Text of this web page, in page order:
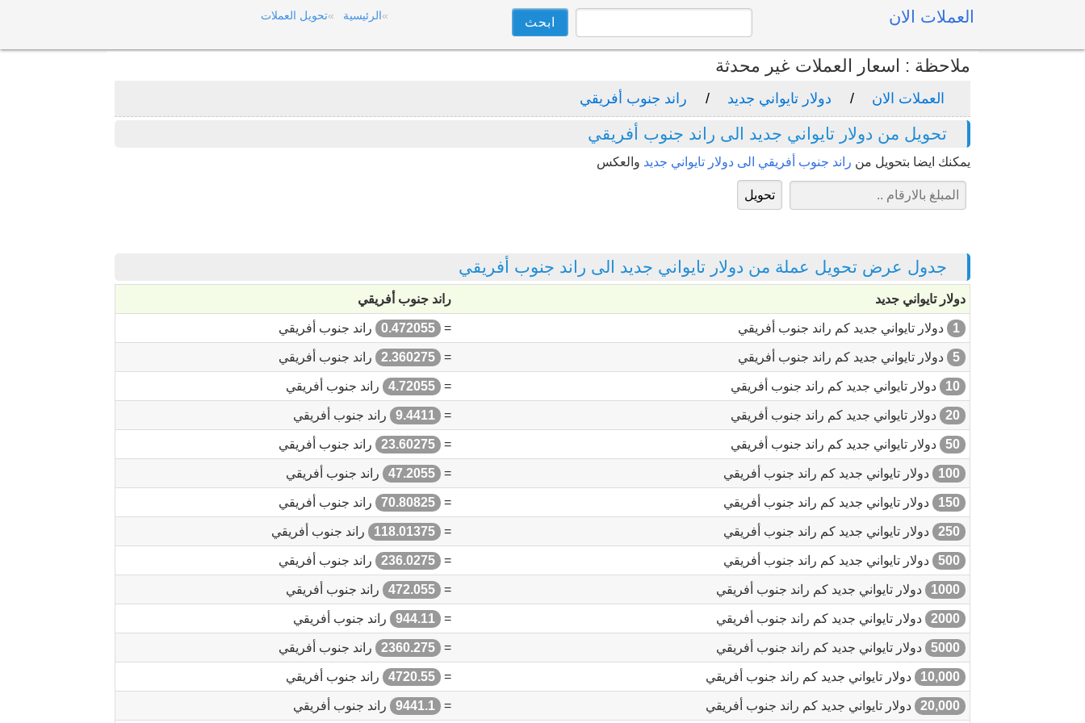
العملات الان الرئيسية تحويل العملات
ملاحظة : اسعار العملات غير محدثة
العملات الان دولار تايواني جديد راند جنوب أفريقي
تحويل من دولار تايواني جديد الى راند جنوب أفريقي
يمكنك ايضا بتحويل من راند جنوب أفريقي الى دولار تايواني جديد والعكس
جدول عرض تحويل عملة من دولار تايواني جديد الى راند جنوب أفريقي
دولار تايواني جديد راند جنوب أفريقي
1 دولار تايواني جديد كم راند جنوب أفريقي =
0.472055 راند جنوب أفريقي
5 دولار تايواني جديد كم راند جنوب أفريقي =
2.360275 راند جنوب أفريقي
10 دولار تايواني جديد كم راند جنوب أفريقي =
4.72055 راند جنوب أفريقي
20 دولار تايواني جديد كم راند جنوب أفريقي =
9.4411 راند جنوب أفريقي
50 دولار تايواني جديد كم راند جنوب أفريقي =
23.60275 راند جنوب أفريقي
100 دولار تايواني جديد كم راند جنوب أفريقي =
47.2055 راند جنوب أفريقي
150 دولار تايواني جديد كم راند جنوب أفريقي =
70.80825 راند جنوب أفريقي
250 دولار تايواني جديد كم راند جنوب أفريقي =
118.01375 راند جنوب أفريقي
500 دولار تايواني جديد كم راند جنوب أفريقي =
236.0275 راند جنوب أفريقي
1000 دولار تايواني جديد كم راند جنوب أفريقي =
472.055 راند جنوب أفريقي
2000 دولار تايواني جديد كم راند جنوب أفريقي =
944.11 راند جنوب أفريقي
5000 دولار تايواني جديد كم راند جنوب أفريقي =
2360.275 راند جنوب أفريقي
10,000 دولار تايواني جديد كم راند جنوب أفريقي =
4720.55 راند جنوب أفريقي
20,000 دولار تايواني جديد كم راند جنوب أفريقي =
9441.1 راند جنوب أفريقي